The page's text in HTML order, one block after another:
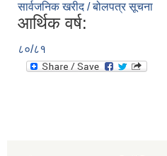
सार्वजनिक खरीद / बोलपत्र सूचना
आर्थिक वर्ष:
८०/८१